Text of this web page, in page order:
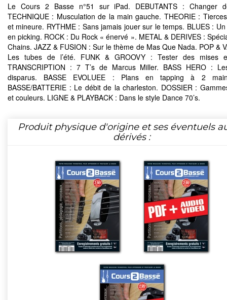
Le Cours 2 Basse n°51 sur iPad. DEBUTANTS : Changer
TECHNIQUE : Musculation de la main gauche. THEORIE :
et mineure. RYTHME : Sans jamais jouer sur le temps. BLUES :
en picking. ROCK : Du Rock « énervé ». METAL & DERIVES :
Chains. JAZZ & FUSION : Sur le thème de Mas Que Nada. POP &
Les tubes de l’été. FUNK & GROOVY : Tester des mises
TRANSCRIPTION : 7 T’s de Marcus Miller. BASS HERO :
disparus. BASSE EVOLUEE : Plans en tapping à 2
BASSE/BATTERIE : Le débit de la charleston. DOSSIER :
et couleurs. LIGNE & PLAYBACK : Dans le style Dance 70’s.
Produit physique d'origine et ses éventuels
dérivés :